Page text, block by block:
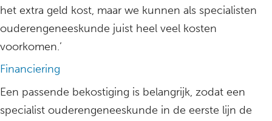
het extra geld kost, maar we kunnen als specialisten
ouderengeneeskunde juist heel veel kosten
voorkomen.’
Financiering
Een passende bekostiging is belangrijk, zodat een
specialist ouderengeneeskunde in de eerste lijn de